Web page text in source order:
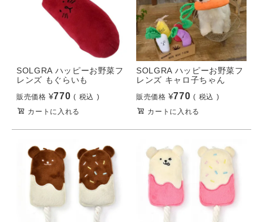
SOLGRA ハッピーお野菜フ
レンズ もぐらいも
販売価格 ¥770
税込
カートに入れる
SOLGRA ハッピーお野菜フ
レンズ キャロ子ちゃん
販売価格 ¥770
税込
カートに入れる